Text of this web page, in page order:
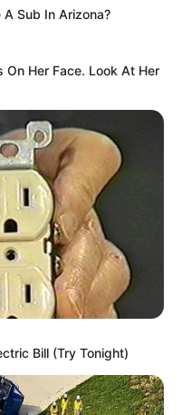
Sub In Arizona?
On Her Face. Look At Her
Bill (Try Tonight)